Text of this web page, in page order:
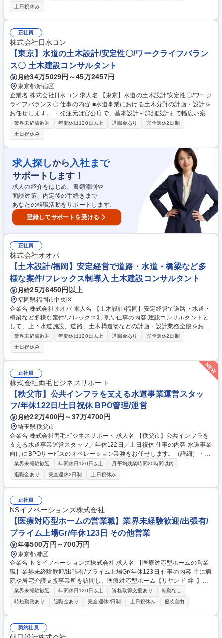
事業に関する業務 募集職種 【北海道】水道の土木設計/安定性〇/ワークラ
イフバランス〇
土日祝休み
正社員
株式会社日水コン
【東京】水道の土木設計/安定性〇/ワークライフバラン
ス〇 土木建設コンサルタント
月給34万5029円～45万2457円
東京都新宿区
企業名 株式会社日水コン 求人名 【東京】水道の土木設計/安定性〇/ワーク
ライフバランス〇 仕事の内容 ■水道事業における土木分野の計画・設計を
お任せします。 ・発注元は官公庁で、基本設計～詳細設計まで幅広い案件
を担当 ・耐震診断、補強設計業務 ・改築、更新設計業務 ・その他当社事
業に関する業務 募集職種 【東京】水道の土木設計/安定性〇/ワークライフ
バランス〇
業界未経験歓迎 年間休日120日以上 退職金あり
完全週休2日制
土日祝休み
求人探しから 入社まで
サポートします！
求人の紹介をはじめ、書類添削や
面談対策、内定後の手続きまで
あなたの転職活動をサポートします。
登録してサポートを受ける
正社員
株式会社オオバ
【土木設計/福岡】安定経営で道路・水道・橋梁など多
様な案件/フレックス制導入 土木建設コンサルタント
月給25万6450円以上
福岡県福岡市中央区
企業名 株式会社オオバ 求人名 【土木設計/福岡】安定経営で道路・水道・
橋梁など多様な案件/フレックス制導入 仕事の内容 建設コンサルタントと
して、上下水道施設、道路、土木構造物などの計画・設計業務全般をお任
せします。これまでのご経験を活かし、大規模な公共インフラプロジェク
トの主担当としてご活躍いただけます。 具体的には土木設計に関わる業務
全般をお任せします。 ・上下水道施設等の計画・設計業務全般 ・道路計
画設計業務全般 ・土木構造物の計画・設計業務全般 ※100年超の歴史で培
った高度なノウハウと充実した社内リソースがあり、技術者としてさらに
視座を高められる環境です。 募集職種 【土木設計/福岡】安定経営で道
路・水道・橋梁など多様な案件/フレックス制導入
業界未経験歓迎 年間休日120日以上 退職金あり
完全週休2日制
土日祝休み
正社員
株式会社両毛ビジネスサポート
【秩父市】公共インフラを支える水道事業運営スタッ
フ/年休122日/土日祝休 BPO管理/運営
月給22万400円～37万4700円
埼玉県秩父市
企業名 株式会社両毛ビジネスサポート 求人名 【秩父市】公共インフラを
支える水道事業運営スタッフ／年休122日／土日祝休 仕事の内容 水道事業
向けにBPOサービスのオペレーション業務をお任せします。（詳細）・水
道料金に関するお客様窓口の運営・水道メーターの検針データ管理、料金
請求・収納に関する事務・水道メーターの調査や元栓の開閉作業 ・上記に
関する事務スタッフ・検針スタッフの管理 【入社後】座学による研修に加
え先輩社員のOJTで段階的に業務を学びますので、未経験の方でも安心し
てスキルアップすることが可能です。その後は業務の習得度に応じて、ス
タッフのマネジメントや品質管理、業務改善に携わっていただきます。将
来的には、新規案件の獲得を目指す営業業務や、新規プロジェクトのマネ
ジメントまで担っていただくことを期待します。 募集職種 【秩父市】公
共インフラを支える水道事業運営スタッフ／年休122日／土日祝休
業界未経験歓迎 年間休日120日以上
月平均残業時間20時間以内
退職金あり
完全週休2日制 土日祝休み
正社員
NSイノベーションズ株式会社
【医療対応型ホームの営業職】業界未経験歓迎/出張有/
プライム上場Gr/年休123日 その他営業
年俸500万円～700万円
東京都港区
企業名 ＮＳイノベーションズ株式会社 求人名 【医療対応型ホームの営業
職】業界未経験歓迎/出張有/プライム上場Gr/年休123日 仕事の内容 主に病
院や居宅介護支援事業所を訪問し、医療対応型ホーム【リヤンド-絆-】の
PR活動を行い、入居促進および入居に至るまでの調整を行います。 ＜詳
細＞■病院等からの直接のお問い合わせ対応■ポータルサイトや提携先から
のお問い合わせ対応■入居希望者およびご家族の見学対応■本部及び施設内
の運営会議等への出席と活動報告■お問い合わせ帳票への記録と管理■提案
資料の作成■新規施設候補の市場調査 より多くのがん末期や神経難病の患
者様の「こう生きたい、こう生活したい」を実現するため、医療対応型ホ
業界未経験歓迎 年間休日120日以上 資格取得支援あり
転勤なし
時短勤務あり
退職金あり 完全週休2日制 土日祝休み 服装自由
契約社員